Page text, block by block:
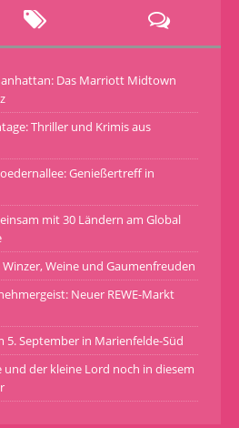
Das Marriott Midtown
Thriller und Krimis aus
Genießertreff in
mit 30 Ländern am Global
Weine und Gaumenfreuden
Neuer REWE-Markt
5. September in Marienfelde-Süd
und der kleine Lord noch in diesem